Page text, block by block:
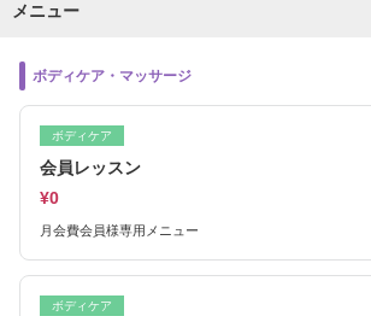
メニュー
ボディケア・マッサージ
ボディケア
会員レッスン
¥0
月会費会員様専用メニュー
ボディケア